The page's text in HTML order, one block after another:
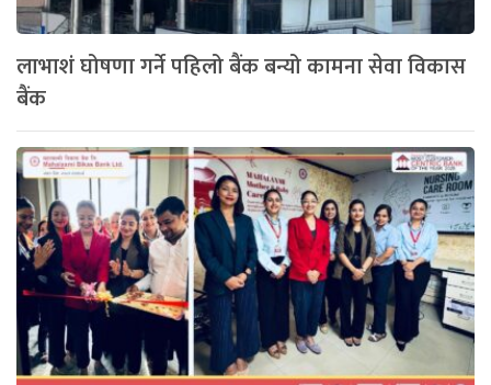
लाभाशं घोषणा गर्ने पहिलो बैंक बन्यो कामना सेवा विकास
बैंक